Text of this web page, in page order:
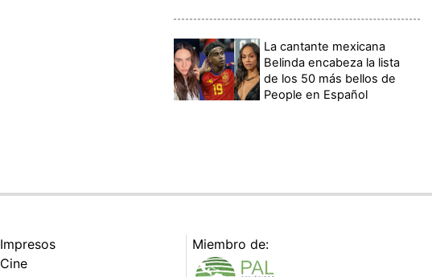
La cantante mexicana
Belinda encabeza la lista
de los 50 más bellos de
People en Español
Impresos
Cine
Miembro de: